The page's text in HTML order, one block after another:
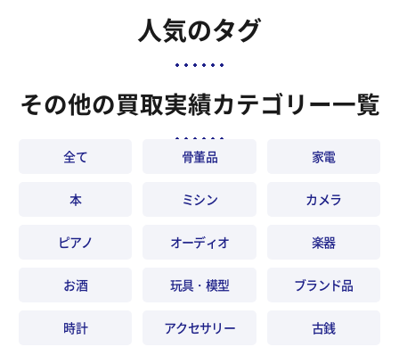
人気のタグ
その他の買取実績カテゴリー一覧
全て 骨董品 家電
本 ミシン カメラ
ピアノ オーディオ 楽器
お酒 玩具・模型 ブランド品
時計 アクセサリー 古銭